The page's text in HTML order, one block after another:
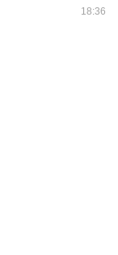
18:36